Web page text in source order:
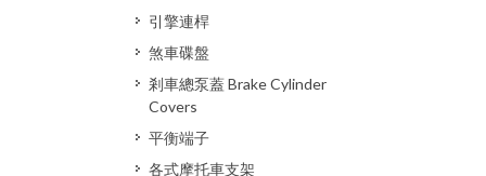
引擎連桿
煞車碟盤
剎車總泵蓋 Brake Cylinder
Covers
平衡端子
各式摩托車支架